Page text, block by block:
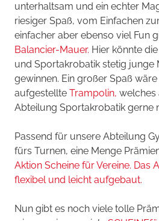
unterhaltsam und ein echter
riesiger Spaß, vom Einfachen
einfacher aber ebenso viel Fun
Balancier-Mauer. Hier könnte
und Sportakrobatik stetig junge
gewinnen. Ein großer Spaß
aufgestellte Trampolin, welches
Abteilung Sportakrobatik gerne
Passend für unsere Abteilung
fürs Turnen, eine Menge
Aktion Scheine für Vereine. Das
flexibel und leicht aufgebaut.
Nun gibt es noch viele tolle